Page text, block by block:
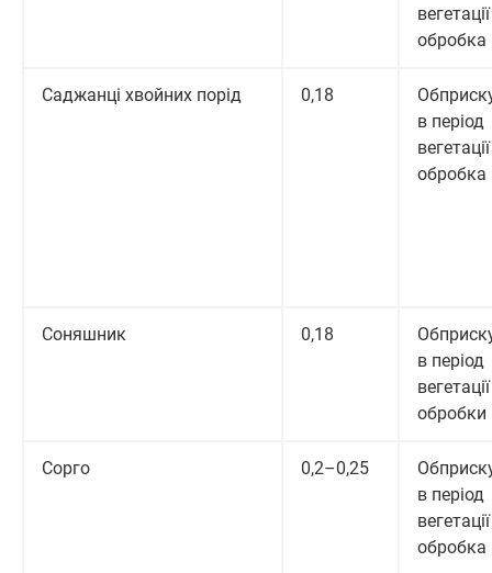
обробка
Саджанці хвойних порід 0,18
в період
обробка
Соняшник 0,18
в період
обробки
Сорго 0,2–0,25
в період
обробка